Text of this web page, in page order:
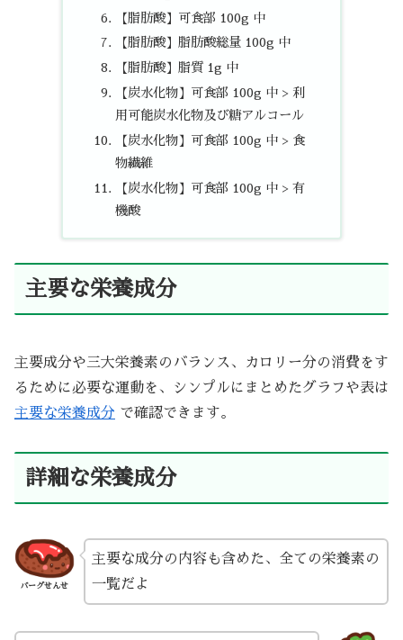
【脂肪酸】可食部 100g 中
【脂肪酸】脂肪酸総量 100g 中
【脂肪酸】脂質 1g 中
【炭水化物】可食部 100g 中 > 利
用可能炭水化物及び糖アルコール
【炭水化物】可食部 100g 中 > 食
物繊維
【炭水化物】可食部 100g 中 > 有
機酸
主要な栄養成分
主要成分や三大栄養素のバランス、カロリー分の消費をす
るために必要な運動を、シンプルにまとめたグラフや表は
主要な栄養成分 で確認できます。
詳細な栄養成分
バーグせんせ
主要な成分の内容も含めた、全ての栄養素の
一覧だよ